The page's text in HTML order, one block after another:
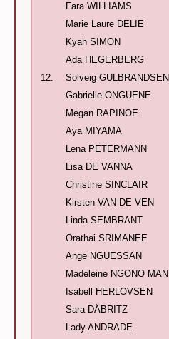
Fara WILLIAMS
Marie Laure DELIE
Kyah SIMON
Ada HEGERBERG
12.
Solveig GULBRANDSEN
Gabrielle ONGUENE
Megan RAPINOE
Aya MIYAMA
Lena PETERMANN
Lisa DE VANNA
Christine SINCLAIR
Kirsten VAN DE VEN
Linda SEMBRANT
Orathai SRIMANEE
Ange NGUESSAN
Madeleine NGONO MANI
Isabell HERLOVSEN
Sara DÄBRITZ
Lady ANDRADE